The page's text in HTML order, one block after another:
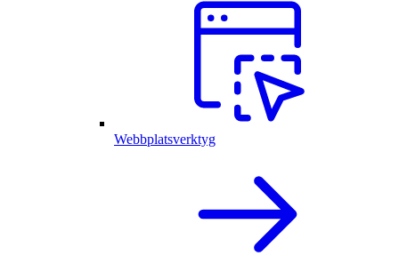
Webbplatsverktyg